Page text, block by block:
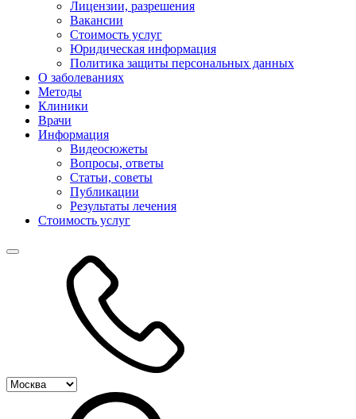
Лицензии, разрешения
Вакансии
Стоимость услуг
Юридическая информация
Политика защиты персональных данных
О заболеваниях
Методы
Клиники
Врачи
Информация
Видеосюжеты
Вопросы, ответы
Статьи, советы
Публикации
Результаты лечения
Стоимость услуг